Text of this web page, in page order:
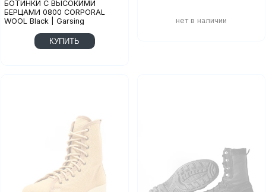
БОТИНКИ С ВЫСОКИМИ
БЕРЦАМИ 0800 CORPORAL
WOOL Black | Garsing
КУПИТЬ